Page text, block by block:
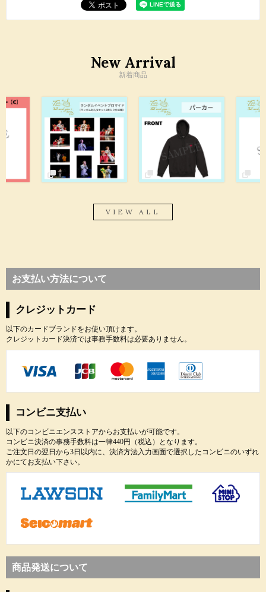
New Arrival
新着商品
VIEW ALL
お支払い方法について
クレジットカード
以下のカードブランドをお使い頂けます。
クレジットカード決済では事務手数料は必要ありません。
コンビニ支払い
以下のコンビニエンスストアからお支払いが可能です。
コンビニ決済の事務手数料は一律440円（税込）となります。
ご注文日の翌日から3日以内に、決済方法入力画面で選択したコンビニのいずれ
かにてお支払い下さい。
商品発送について